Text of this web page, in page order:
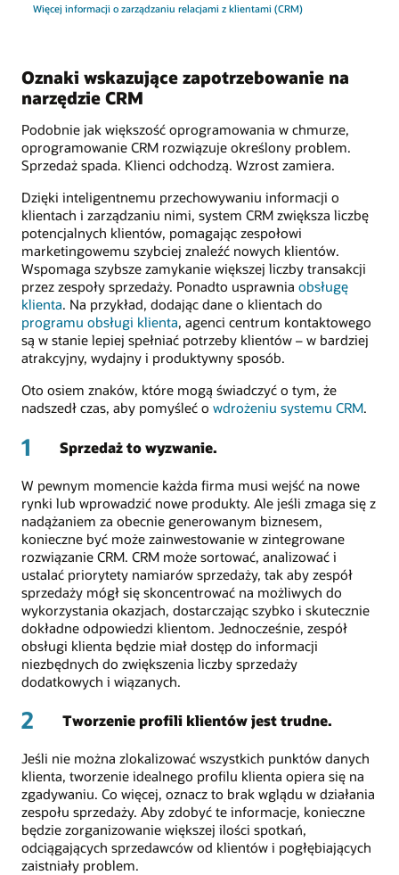
Więcej informacji o zarządzaniu relacjami z klientami (CRM)
Oznaki wskazujące zapotrzebowanie na
narzędzie CRM
Podobnie jak większość oprogramowania w chmurze,
oprogramowanie CRM rozwiązuje określony problem.
Sprzedaż spada. Klienci odchodzą. Wzrost zamiera.
Dzięki inteligentnemu przechowywaniu informacji o
klientach i zarządzaniu nimi, system CRM zwiększa liczbę
potencjalnych klientów, pomagając zespołowi
marketingowemu szybciej znaleźć nowych klientów.
Wspomaga szybsze zamykanie większej liczby transakcji
przez zespoły sprzedaży. Ponadto usprawnia obsługę
klienta. Na przykład, dodając dane o klientach do
programu obsługi klienta, agenci centrum kontaktowego
są w stanie lepiej spełniać potrzeby klientów – w bardziej
atrakcyjny, wydajny i produktywny sposób.
Oto osiem znaków, które mogą świadczyć o tym, że
nadszedł czas, aby pomyśleć o wdrożeniu systemu CRM.
1 Sprzedaż to wyzwanie.
W pewnym momencie każda firma musi wejść na nowe
rynki lub wprowadzić nowe produkty. Ale jeśli zmaga się z
nadążaniem za obecnie generowanym biznesem,
konieczne być może zainwestowanie w zintegrowane
rozwiązanie CRM. CRM może sortować, analizować i
ustalać priorytety namiarów sprzedaży, tak aby zespół
sprzedaży mógł się skoncentrować na możliwych do
wykorzystania okazjach, dostarczając szybko i skutecznie
dokładne odpowiedzi klientom. Jednocześnie, zespół
obsługi klienta będzie miał dostęp do informacji
niezbędnych do zwiększenia liczby sprzedaży
dodatkowych i wiązanych.
2 Tworzenie profili klientów jest trudne.
Jeśli nie można zlokalizować wszystkich punktów danych
klienta, tworzenie idealnego profilu klienta opiera się na
zgadywaniu. Co więcej, oznacz to brak wglądu w działania
zespołu sprzedaży. Aby zdobyć te informacje, konieczne
będzie zorganizowanie większej ilości spotkań,
odciągających sprzedawców od klientów i pogłębiających
zaistniały problem.